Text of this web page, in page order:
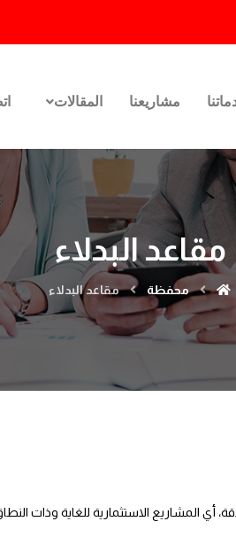
مشاريعنا المقالات
مقاعد البدلاء
محفظة مقاعد البدلاء
أي المشاريع الاستثمارية للغاية وذات